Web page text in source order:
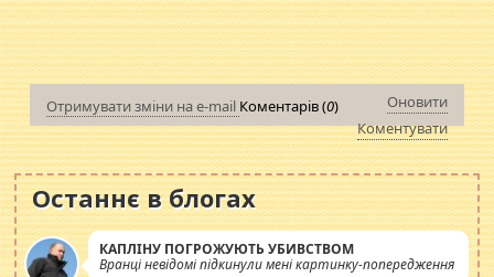
Отримувати зміни на e-mail Коментарів (0)
Оновити
Коментувати
Останнє в блогах
КАПЛІНУ ПОГРОЖУЮТЬ УБИВСТВОМ
Вранці невідомі підкинули мені картинку-попередження